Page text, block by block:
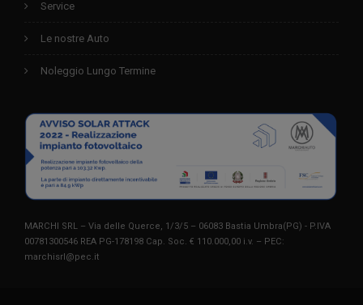
Service
Le nostre Auto
Noleggio Lungo Termine
MARCHI SRL – Via delle Querce, 1/3/5 – 06083 Bastia Umbra(PG) - P.IVA
00781300546 REA PG-178198 Cap. Soc. € 110.000,00 i.v. – PEC:
marchisrl@pec.it